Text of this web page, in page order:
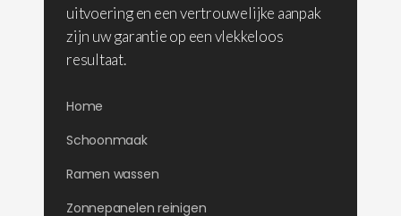
uitvoering en een vertrouwelijke aanpak
zijn uw garantie op een vlekkeloos
resultaat.
Home
Schoonmaak
Ramen wassen
Zonnepanelen reinigen